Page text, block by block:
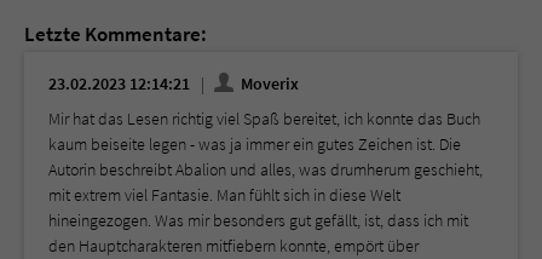
Letzte Kommentare:
23.02.2023 12:14:21
Moverix
Mir hat das Lesen richtig viel Spaß bereitet, ich konnte das Buch
kaum beiseite legen - was ja immer ein gutes Zeichen ist. Die
Autorin beschreibt Abalion und alles, was drumherum geschieht,
mit extrem viel Fantasie. Man fühlt sich in diese Welt
hineingezogen. Was mir besonders gut gefällt, ist, dass ich mit
den Hauptcharakteren mitfiebern konnte, empört über